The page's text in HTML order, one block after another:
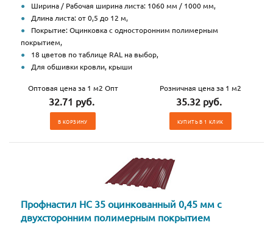
Ширина / Рабочая ширина листа: 1060 мм / 1000 мм,
Длина листа: от 0,5 до 12 м,
Покрытие: Оцинковка с односторонним полимерным
покрытием,
18 цветов по таблице RAL на выбор,
Для обшивки кровли, крыши
Оптовая цена за 1 м2 Опт
32.71 руб.
В КОРЗИНУ
Розничная цена за 1 м2
35.32 руб.
КУПИТЬ В 1 КЛИК
Профнастил НС 35 оцинкованный 0,45 мм с
двухсторонним полимерным покрытием